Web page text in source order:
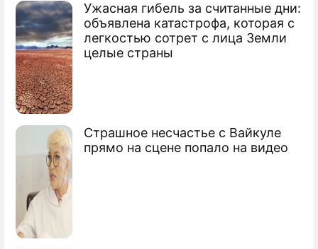
Ужасная гибель за считанные дни:
объявлена катастрофа, которая с
легкостью сотрет с лица Земли
целые страны
Страшное несчастье с Вайкуле
прямо на сцене попало на видео